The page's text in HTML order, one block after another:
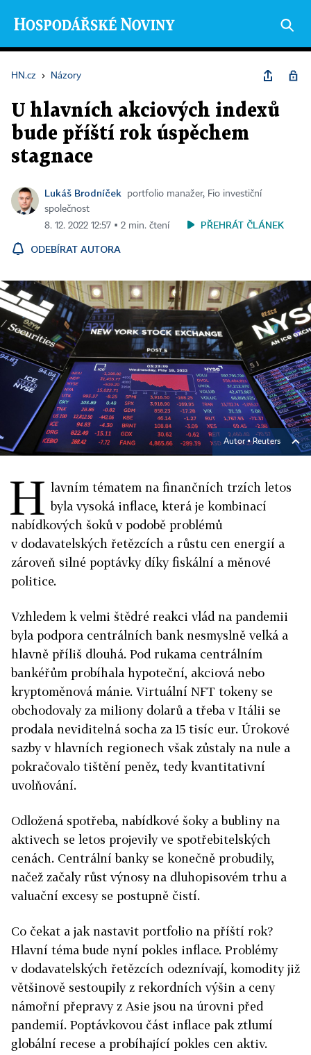
HN.cz › Názory
U hlavních akciových indexů
bude příští rok úspěchem
stagnace
Lukáš Brodníček
portfolio manažer, Fio investiční
společnost
8. 12. 2022 12:57 ▪ 2 min. čtení
PŘEHRÁT ČLÁNEK
ODEBÍRAT AUTORA
Autor ▪Reuters
H lavním tématem na finančních trzích letos
byla vysoká inflace, která je kombinací
nabídkových šoků v podobě problémů
v dodavatelských řetězcích a růstu cen energií a
zároveň silné poptávky díky fiskální a měnové
politice.
Vzhledem k velmi štědré reakci vlád na pandemii
byla podpora centrálních bank nesmyslně velká a
hlavně příliš dlouhá. Pod rukama centrálním
bankéřům probíhala hypoteční, akciová nebo
kryptoměnová mánie. Virtuální NFT tokeny se
obchodovaly za miliony dolarů a třeba v Itálii se
prodala neviditelná socha za 15 tisíc eur. Úrokové
sazby v hlavních regionech však zůstaly na nule a
pokračovalo tištění peněz, tedy kvantitativní
uvolňování.
Odložená spotřeba, nabídkové šoky a bubliny na
aktivech se letos projevily ve spotřebitelských
cenách. Centrální banky se konečně probudily,
načež začaly růst výnosy na dluhopisovém trhu a
valuační excesy se postupně čistí.
Co čekat a jak nastavit portfolio na příští rok?
Hlavní téma bude nyní pokles inflace. Problémy
v dodavatelských řetězcích odeznívají, komodity již
většinově sestoupily z rekordních výšin a ceny
námořní přepravy z Asie jsou na úrovni před
pandemií. Poptávkovou část inflace pak ztlumí
globální recese a probíhající pokles cen aktiv.